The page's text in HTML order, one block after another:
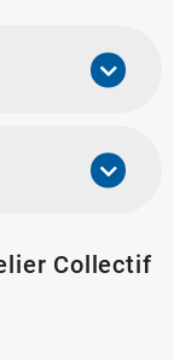
Collectif